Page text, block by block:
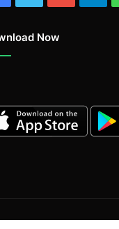
Now